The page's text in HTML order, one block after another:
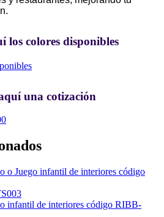
los colores disponibles
una cotización